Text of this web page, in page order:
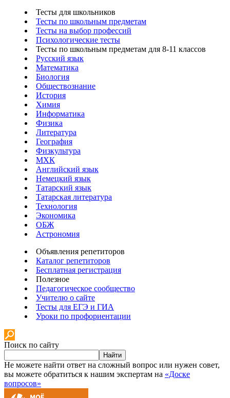
Тесты для школьников
Тесты по школьным предметам
Тесты на выбор профессий
Психологические тесты
Тесты по школьным предметам для 8-11 классов
Русский язык
Математика
Биология
Обществознание
История
Химия
Информатика
Физика
Литература
География
Физкультура
МХК
Английский язык
Немецкий язык
Татарский язык
Татарская литература
Технология
Экономика
ОБЖ
Астрономия
Объявления репетиторов
Каталог репетиторов
Бесплатная регистрация
Полезное
Педагогическое сообщество
Учителю о сайте
Тесты для ЕГЭ и ГИА
Уроки по профориентации
Поиск по сайту
Найти
Не можете найти ответ на сложный вопрос или нужен совет,
вы можете обратиться к нашим экспертам на «Доске
вопросов»